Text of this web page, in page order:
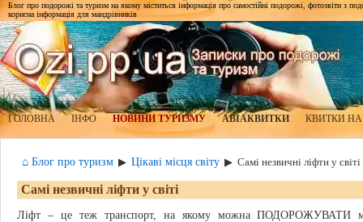
Блог про подорожі та туризм на якому міститься інформація про самостійні подорожі, фотозвіти з
корисна інформація для мандрівників
ГОЛОВНА ІНФО НОВИНИ ТУРИЗМУ АВІАКВИТКИ КВИТКИ
⌂ Блог про туризм ▶ Цікаві місця світу ▶ Самі незвичні ліфти у світі
Самі незвичні ліфти у світі
Ліфт – це теж транспорт, на якому можна ПОДОРОЖУВАТИ